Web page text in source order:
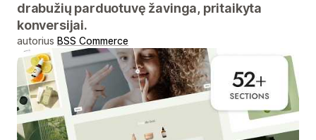
drabužių parduotuvę žavinga, pritaikyta
konversijai.
autorius BSS Commerce